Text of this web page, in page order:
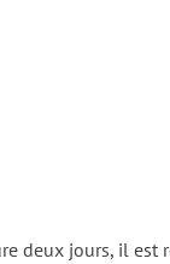
deux jours, il